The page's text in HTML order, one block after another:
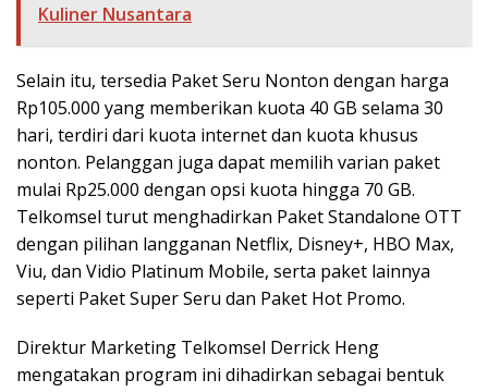
Kuliner Nusantara
Selain itu, tersedia Paket Seru Nonton dengan harga
Rp105.000 yang memberikan kuota 40 GB selama 30
hari, terdiri dari kuota internet dan kuota khusus
nonton. Pelanggan juga dapat memilih varian paket
mulai Rp25.000 dengan opsi kuota hingga 70 GB.
Telkomsel turut menghadirkan Paket Standalone OTT
dengan pilihan langganan Netflix, Disney+, HBO Max,
Viu, dan Vidio Platinum Mobile, serta paket lainnya
seperti Paket Super Seru dan Paket Hot Promo.
Direktur Marketing Telkomsel Derrick Heng
mengatakan program ini dihadirkan sebagai bentuk